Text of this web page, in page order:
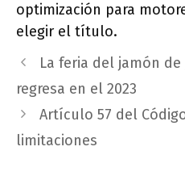
optimización para
elegir el título.
La feria del jamón de
regresa en el 2023
Artículo 57 del
limitaciones